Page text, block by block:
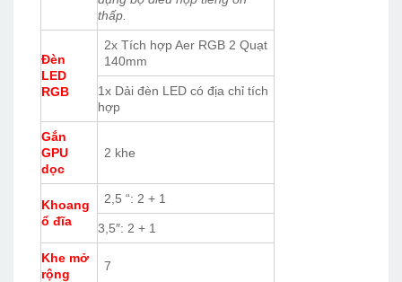
thấp.
Đèn
LED
RGB
2x Tích hợp Aer RGB 2 Quạt
140mm
1x Dải đèn LED có địa chỉ tích
hợp
Gắn
GPU
dọc
2 khe
Khoang
ổ đĩa
2,5 “: 2 + 1
3,5″: 2 + 1
Khe mở
rộng
7